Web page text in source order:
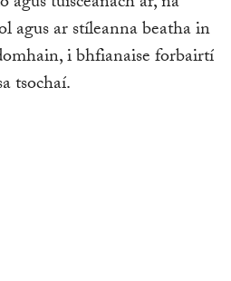
agus ar stíleanna beatha in
i bhfianaise forbairtí
tsochaí.